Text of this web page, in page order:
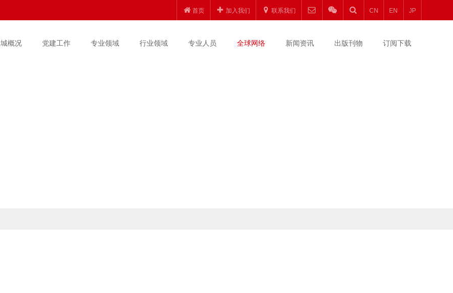
首页 加入我们 联系我们 CN EN JP
概况 党建工作 专业领域 行业领域 专业人员 全球网络 新闻资讯 出版刊物 订阅下载